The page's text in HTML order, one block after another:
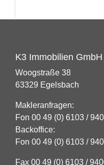
K3 Immobilien GmbH
Woogstraße 38
63329 Egelsbach
Makleranfragen:
Fon 00 49 (0) 6103 /
Backoffice:
Fon 00 49 (0) 6103 /
Fax 00 49 (0) 6103 /